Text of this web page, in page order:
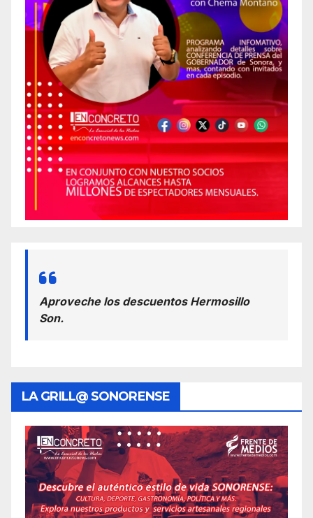
Aproveche los descuentos Hermosillo
Son.
LA GRILL@ SONORENSE